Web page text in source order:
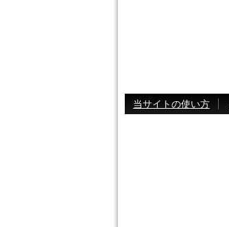
当サイトの使い方